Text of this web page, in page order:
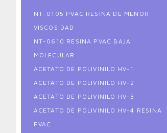
NT-0105 PVAC RESINA DE MENOR
VISCOSIDAD
NT-0610 RESINA PVAC BAJA
MOLECULAR
ACETATO DE POLIVINILO HV-1
ACETATO DE POLIVINILO HV-2
ACETATO DE POLIVINILO HV-3
ACETATO DE POLIVINILO HV-4 RESINA
PVAC